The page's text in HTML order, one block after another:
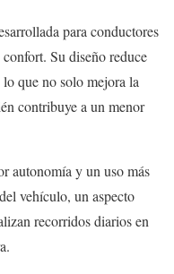
para conductores
Su diseño reduce
que no solo mejora la
contribuye a un menor
autonomía y un uso más
vehículo, un aspecto
recorridos diarios en